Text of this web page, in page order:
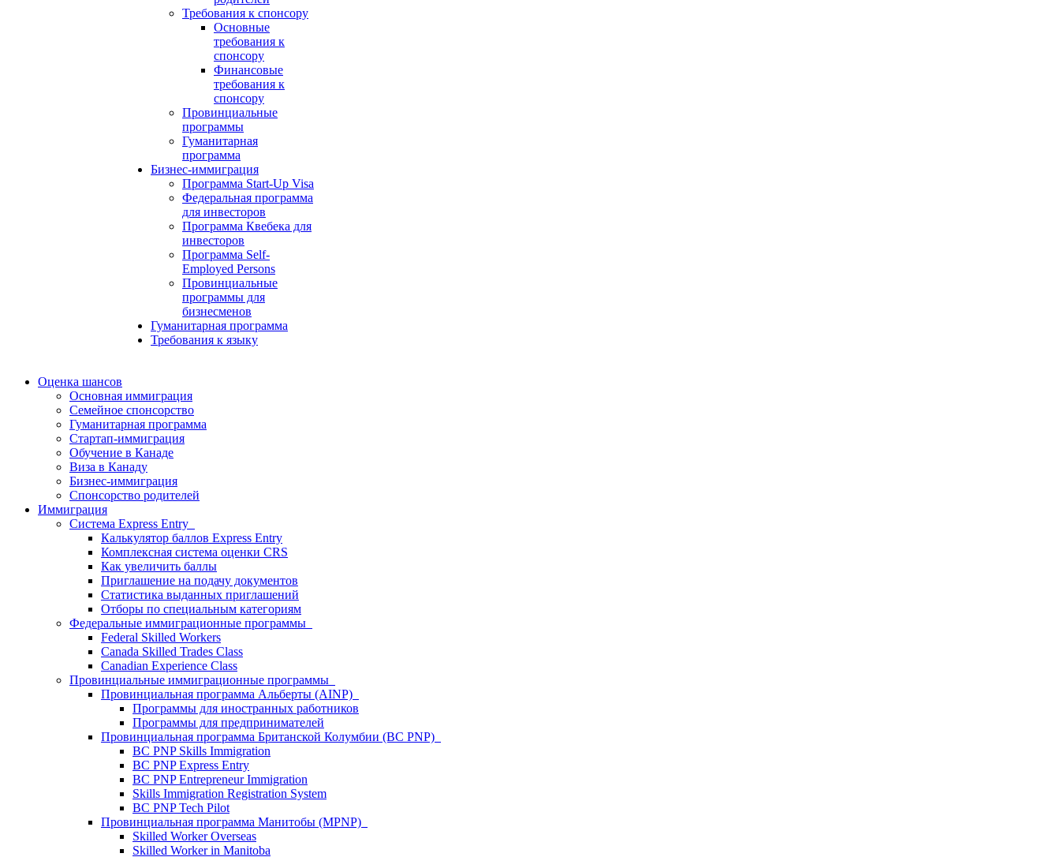
Требования к спонсору
Основные
требования к
спонсору
Финансовые
требования к
спонсору
Провинциальные
программы
Гуманитарная
программа
Бизнес-иммиграция
Программа Start-Up Visa
Федеральная программа
для инвесторов
Программа Квебека для
инвесторов
Программа Self-
Employed Persons
Провинциальные
программы для
бизнесменов
Гуманитарная программа
Требования к языку
Оценка шансов
Основная иммиграция
Семейное спонсорство
Гуманитарная программа
Стартап-иммиграция
Обучение в Канаде
Виза в Канаду
Бизнес-иммиграция
Спонсорство родителей
Иммиграция
Система Express Entry
Калькулятор баллов Express Entry
Комплексная система оценки CRS
Как увеличить баллы
Приглашение на подачу документов
Статистика выданных приглашений
Отборы по специальным категориям
Федеральные иммиграционные программы
Federal Skilled Workers
Canada Skilled Trades Class
Canadian Experience Class
Провинциальные иммиграционные программы
Провинциальная программа Альберты (AINP)
Программы для иностранных работников
Программы для предпринимателей
Провинциальная программа Британской Колумбии (BC PNP)
BC PNP Skills Immigration
BC PNP Express Entry
BC PNP Entrepreneur Immigration
Skills Immigration Registration System
BC PNP Tech Pilot
Провинциальная программа Манитобы (MPNP)
Skilled Worker Overseas
Skilled Worker in Manitoba